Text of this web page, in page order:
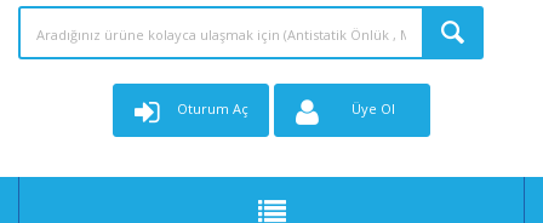
Oturum Aç Üye Ol